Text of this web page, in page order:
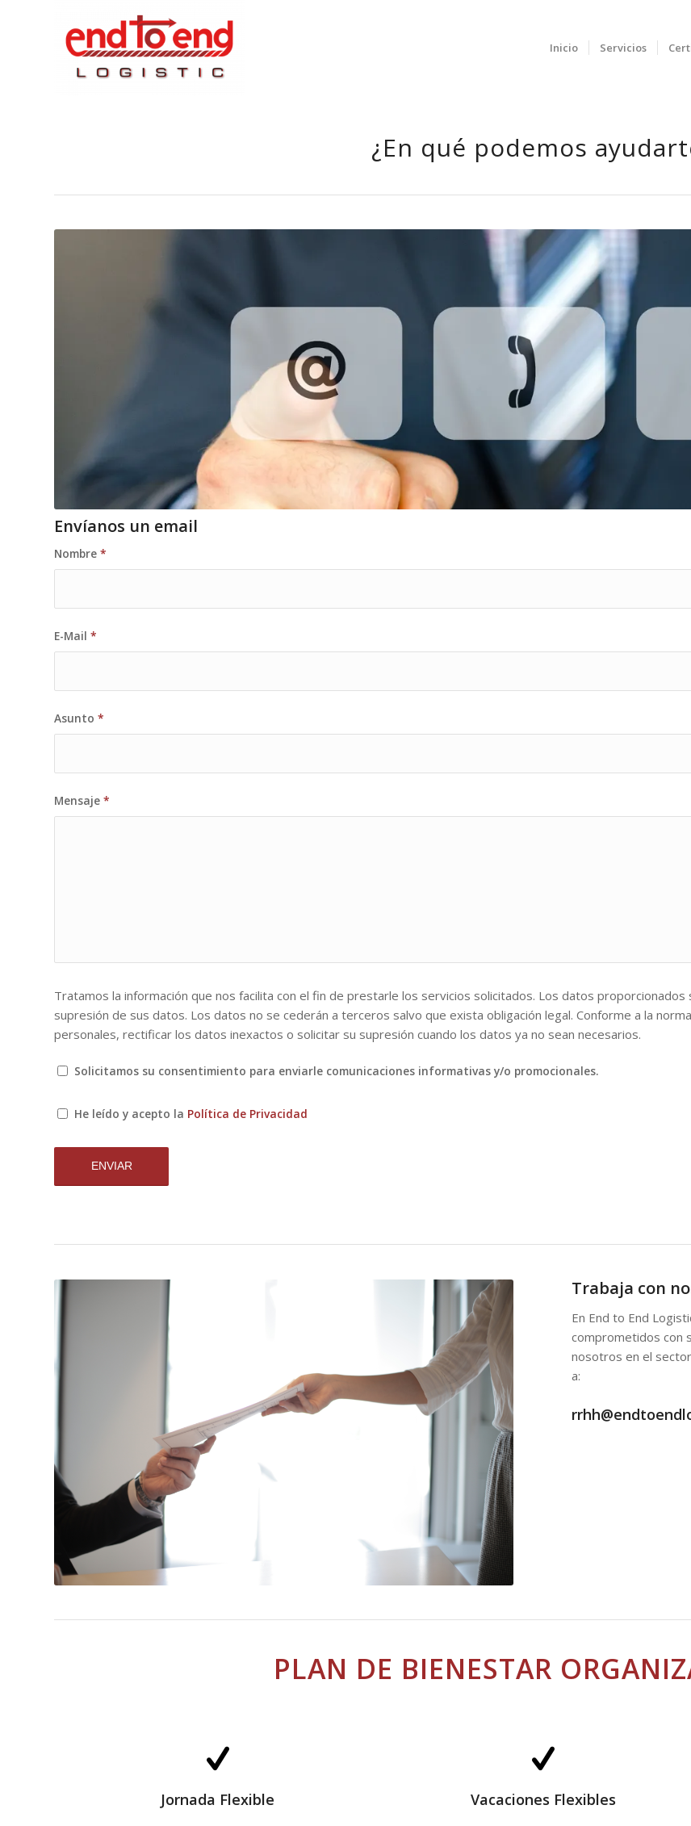
Inicio Servicios
¿En qué podemos
Envíanos un email
Nombre *
E-Mail *
Asunto *
Mensaje *
Tratamos la información que nos facilita con el fin de prestarle los servicios solicitados. Los datos
supresión de sus datos. Los datos no se cederán a terceros salvo que exista obligación legal. Conforme a la
personales, rectificar los datos inexactos o solicitar su supresión cuando los datos ya no sean necesarios.
Solicitamos su consentimiento para enviarle comunicaciones informativas y/o promocionales.
He leído y acepto la Política de Privacidad
Trabaja con
En End to End
comprometidos con
nosotros en el
a:
PLAN DE BIENESTAR
Jornada Flexible Vacaciones Flexibles